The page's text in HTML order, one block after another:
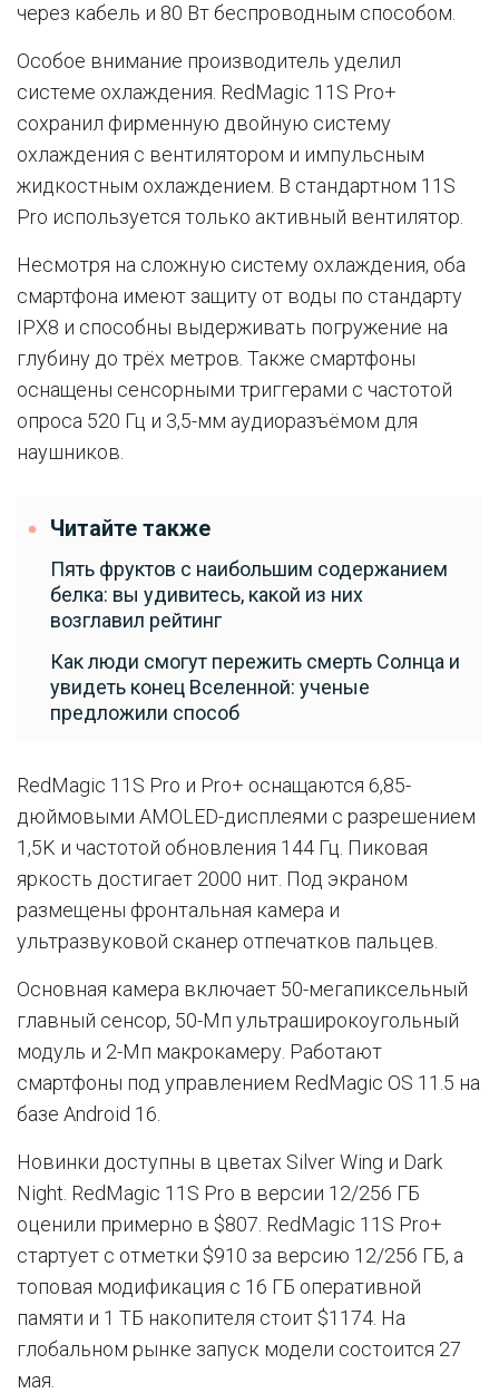
через кабель и 80 Вт беспроводным способом.
Особое внимание производитель уделил
системе охлаждения. RedMagic 11S Pro+
сохранил фирменную двойную систему
охлаждения с вентилятором и импульсным
жидкостным охлаждением. В стандартном 11S
Pro используется только активный вентилятор.
Несмотря на сложную систему охлаждения, оба
смартфона имеют защиту от воды по стандарту
IPX8 и способны выдерживать погружение на
глубину до трёх метров. Также смартфоны
оснащены сенсорными триггерами с частотой
опроса 520 Гц и 3,5-мм аудиоразъёмом для
наушников.
Читайте также
Пять фруктов с наибольшим содержанием
белка: вы удивитесь, какой из них
возглавил рейтинг
Как люди смогут пережить смерть Солнца и
увидеть конец Вселенной: ученые
предложили способ
RedMagic 11S Pro и Pro+ оснащаются 6,85-
дюймовыми AMOLED-дисплеями с разрешением
1,5K и частотой обновления 144 Гц. Пиковая
яркость достигает 2000 нит. Под экраном
размещены фронтальная камера и
ультразвуковой сканер отпечатков пальцев.
Основная камера включает 50-мегапиксельный
главный сенсор, 50-Мп ультраширокоугольный
модуль и 2-Мп макрокамеру. Работают
смартфоны под управлением RedMagic OS 11.5 на
базе Android 16.
Новинки доступны в цветах Silver Wing и Dark
Night. RedMagic 11S Pro в версии 12/256 ГБ
оценили примерно в $807. RedMagic 11S Pro+
стартует с отметки $910 за версию 12/256 ГБ, а
топовая модификация с 16 ГБ оперативной
памяти и 1 ТБ накопителя стоит $1174. На
глобальном рынке запуск модели состоится 27
мая.